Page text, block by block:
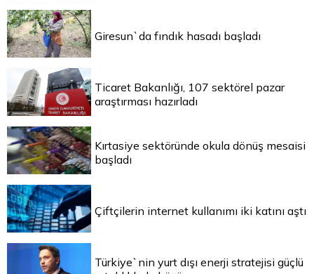
Giresun`da fındık hasadı başladı
Ticaret Bakanlığı, 107 sektörel pazar
araştırması hazırladı
Kırtasiye sektöründe okula dönüş mesaisi
başladı
Çiftçilerin internet kullanımı iki katını aştı
Türkiye`nin yurt dışı enerji stratejisi güçlü